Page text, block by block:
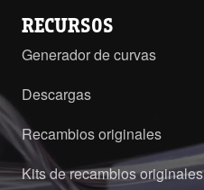
RECURSOS
Generador de curvas
Descargas
Recambios originales
Kits de recambios originales